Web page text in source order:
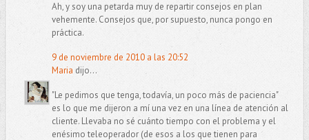
Ah, y soy una petarda muy de repartir consejos en plan
vehemente. Consejos que, por supuesto, nunca pongo en
práctica.
9 de noviembre de 2010 a las 20:52
Maria dijo...
"Le pedimos que tenga, todavía, un poco más de paciencia"
es lo que me dijeron a mí una vez en una línea de atención al
cliente. Llevaba no sé cuánto tiempo con el problema y el
enésimo teleoperador (de esos a los que tienen para